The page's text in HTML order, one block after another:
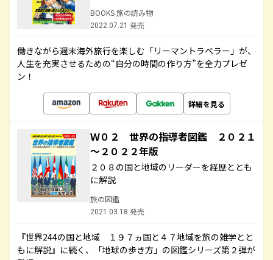
BOOKS 旅の読み物
2022.07.21 発売
働きながら週末海外旅行を楽しむ「リーマントラベラー」が、
人生を充実させるための“自分の時間の作り方”を全力プレゼ
ン！
詳細を見る
Ｗ０２ 世界の指導者図鑑 ２０２１
～２０２２年版
２０８の国と地域のリーダーを経歴ととも
に解説
旅の図鑑
2021.03.18 発売
『世界244の国と地域 １９７ヵ国と４７地域を旅の雑学とと
もに解説』に続く、「地球の歩き方」の図鑑シリーズ第２弾が